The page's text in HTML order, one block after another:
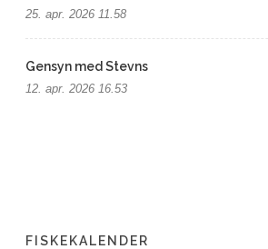
25. apr. 2026 11.58
Gensyn med Stevns
12. apr. 2026 16.53
FISKEKALENDER